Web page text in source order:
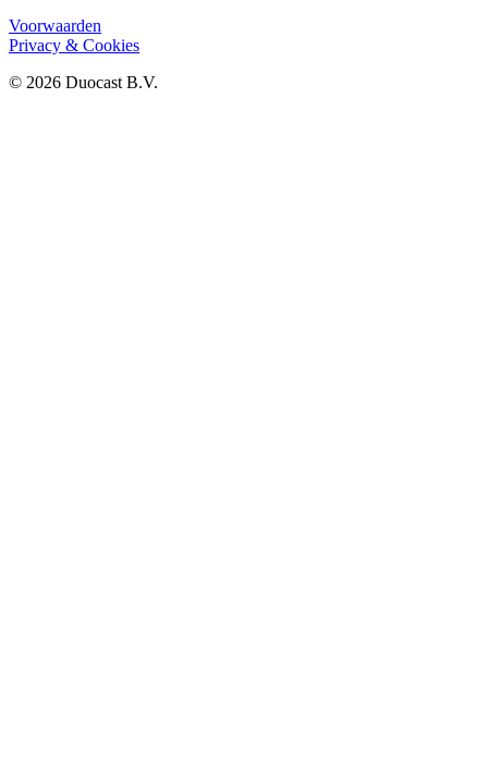
Voorwaarden
Privacy & Cookies
© 2026 Duocast B.V.